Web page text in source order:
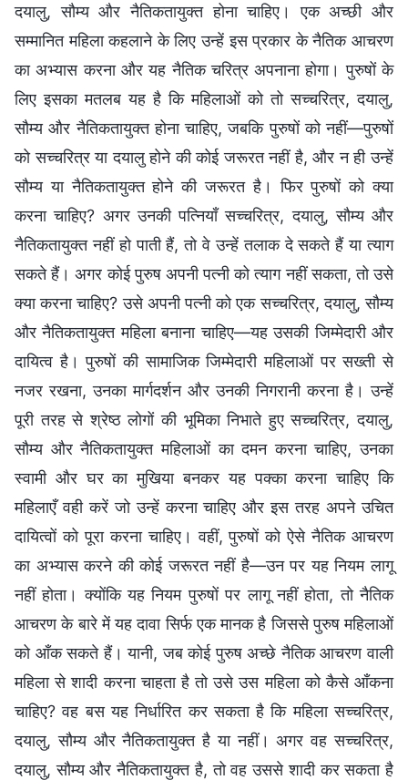
दयालु, सौम्य और नैतिकतायुक्त होना चाहिए। एक अच्छी और
सम्मानित महिला कहलाने के लिए उन्हें इस प्रकार के नैतिक आचरण
का अभ्यास करना और यह नैतिक चरित्र अपनाना होगा। पुरुषों के
लिए इसका मतलब यह है कि महिलाओं को तो सच्चरित्र, दयालु,
सौम्य और नैतिकतायुक्त होना चाहिए, जबकि पुरुषों को नहीं—पुरुषों
को सच्चरित्र या दयालु होने की कोई जरूरत नहीं है, और न ही उन्हें
सौम्य या नैतिकतायुक्त होने की जरूरत है। फिर पुरुषों को क्या
करना चाहिए? अगर उनकी पत्नियाँ सच्चरित्र, दयालु, सौम्य और
नैतिकतायुक्त नहीं हो पाती हैं, तो वे उन्हें तलाक दे सकते हैं या त्याग
सकते हैं। अगर कोई पुरुष अपनी पत्नी को त्याग नहीं सकता, तो उसे
क्या करना चाहिए? उसे अपनी पत्नी को एक सच्चरित्र, दयालु, सौम्य
और नैतिकतायुक्त महिला बनाना चाहिए—यह उसकी जिम्मेदारी और
दायित्व है। पुरुषों की सामाजिक जिम्मेदारी महिलाओं पर सख्ती से
नजर रखना, उनका मार्गदर्शन और उनकी निगरानी करना है। उन्हें
पूरी तरह से श्रेष्ठ लोगों की भूमिका निभाते हुए सच्चरित्र, दयालु,
सौम्य और नैतिकतायुक्त महिलाओं का दमन करना चाहिए, उनका
स्वामी और घर का मुखिया बनकर यह पक्का करना चाहिए कि
महिलाएँ वही करें जो उन्हें करना चाहिए और इस तरह अपने उचित
दायित्वों को पूरा करना चाहिए। वहीं, पुरुषों को ऐसे नैतिक आचरण
का अभ्यास करने की कोई जरूरत नहीं है—उन पर यह नियम लागू
नहीं होता। क्योंकि यह नियम पुरुषों पर लागू नहीं होता, तो नैतिक
आचरण के बारे में यह दावा सिर्फ एक मानक है जिससे पुरुष महिलाओं
को आँक सकते हैं। यानी, जब कोई पुरुष अच्छे नैतिक आचरण वाली
महिला से शादी करना चाहता है तो उसे उस महिला को कैसे आँकना
चाहिए? वह बस यह निर्धारित कर सकता है कि महिला सच्चरित्र,
दयालु, सौम्य और नैतिकतायुक्त है या नहीं। अगर वह सच्चरित्र,
दयालु, सौम्य और नैतिकतायुक्त है, तो वह उससे शादी कर सकता है